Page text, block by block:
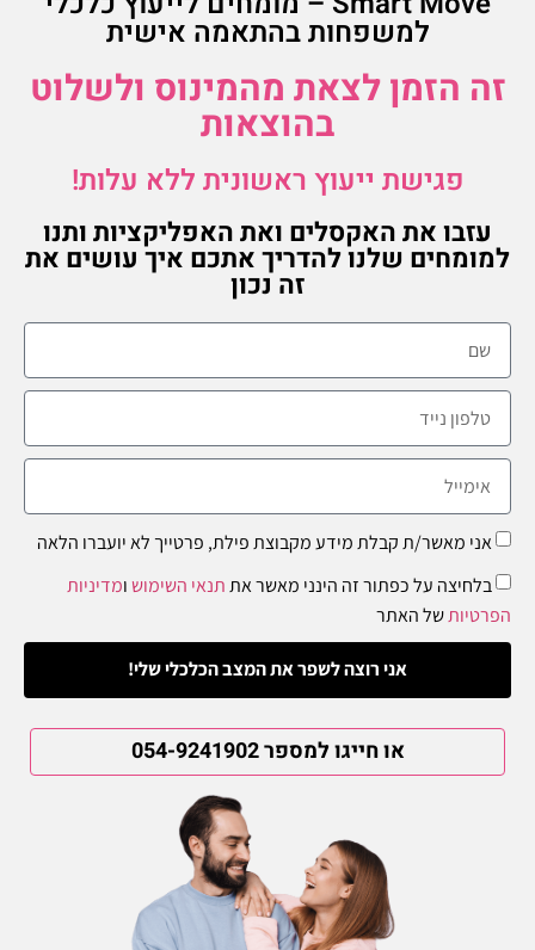
למשפחות בהתאמה אישית
זה הזמן לצאת מהמינוס ולשלוט
בהוצאות
פגישת ייעוץ ראשונית ללא עלות!
עזבו את האקסלים ואת האפליקציות ותנו
למומחים שלנו להדריך אתכם איך עושים את
זה נכון
אני מאשר/ת קבלת מידע מקבוצת פילת, פרטייך לא יועברו הלאה
בלחיצה על כפתור זה הינני מאשר את תנאי השימושומדיניות
הפרטיותשל האתר
אני רוצה לשפר את המצב הכלכלי שלי!
או חייגו למספר 054-9241902